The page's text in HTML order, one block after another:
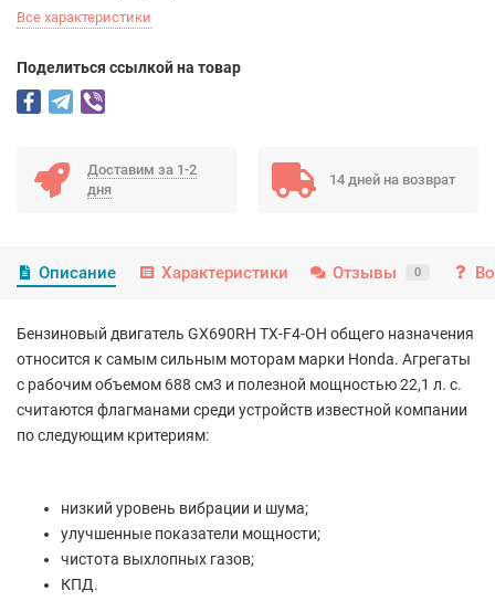
Все характеристики
Поделиться ссылкой на товар
Доставим за 1-2
дня
14 дней на возврат
Описание Характеристики Отзывы 0
Бензиновый двигатель GX690RH TX-F4-OH общего назначения
относится к самым сильным моторам марки Honda. Агрегаты
с рабочим объемом 688 см3 и полезной мощностью 22,1 л. с.
считаются флагманами среди устройств известной компании
по следующим критериям:
низкий уровень вибрации и шума;
улучшенные показатели мощности;
чистота выхлопных газов;
КПД.